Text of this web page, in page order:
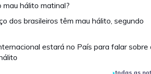
mau hálito matinal?
dos brasileiros têm mau hálito, segundo
estará no País para falar sobre
todas as